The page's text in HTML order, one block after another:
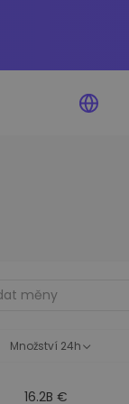
Množství 24h
16.2B €